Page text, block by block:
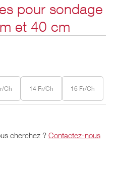
pour sondage
et 40 cm
Ch 14 Fr/Ch 16 Fr/Ch
cherchez ? Contactez-nous